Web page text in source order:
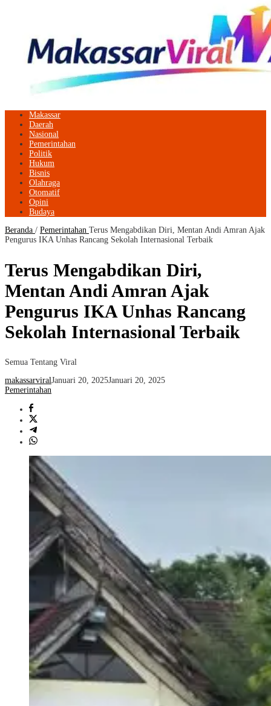
Makassar
Daerah
Nasional
Pemerintahan
Politik
Hukum
Bisnis
Olahraga
Otomatif
Opini
Budaya
Beranda / Pemerintahan Terus Mengabdikan Diri, Mentan Andi Amran Ajak
Pengurus IKA Unhas Rancang Sekolah Internasional Terbaik
Terus Mengabdikan Diri,
Mentan Andi Amran Ajak
Pengurus IKA Unhas Rancang
Sekolah Internasional Terbaik
Semua Tentang Viral
makassarviralJanuari 20, 2025Januari 20, 2025
Pemerintahan